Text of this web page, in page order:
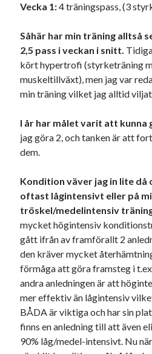
Vecka 1:4 träningspass, (3
Såhär har min träning alltså
2,5 pass i veckan i snitt.
kört hypertrofi (styrketräning
muskeltillväxt), men jag var
min träning vilket jag alltid
I år har målet varit att kunna
jag göra 2, och tanken är att
dem.
Kondition väver jag in lite då
oftast lågintensivt eller på
tröskel/medelintensiv
mycket högintensiv
gått ifrån av framförallt 2
den kräver mycket
förmåga att göra framsteg i
andra anledningen är att
mer effektiv än lågintensiv
BÅDA är viktiga och har sin
finns en anledning till att även
90% låg/medel-intensivt. Nu